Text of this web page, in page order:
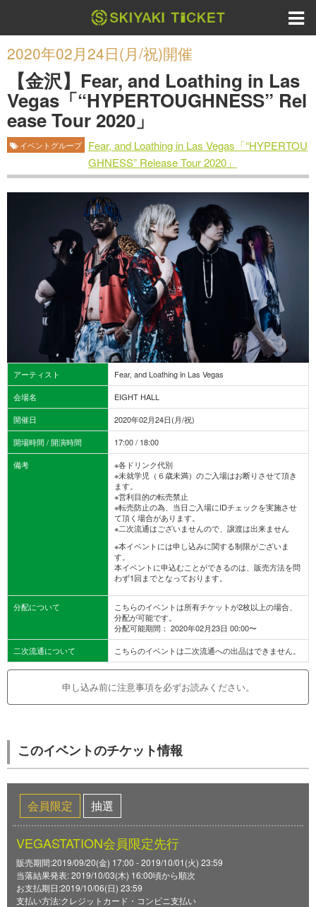
2020年02月24日(月/祝)開催
【金沢】Fear, and Loathing in Las
Vegas「“HYPERTOUGHNESS” Rel
ease Tour 2020」
イベントグループ
Fear, and Loathing in Las Vegas「“HYPERTOU
GHNESS” Release Tour 2020」
アーティスト
Fear, and Loathing in Las Vegas
会場名
EIGHT HALL
開催日
2020年02月24日(月/祝)
開場時間 / 開演時間
17:00 / 18:00
備考
※各ドリンク代別
※未就学児（６歳未満）のご入場はお断りさせて頂き
ます。
※営利目的の転売禁止
※転売防止の為、当日ご入場にIDチェックを実施させ
て頂く場合があります。
※二次流通はございませんので、譲渡は出来ません
※本イベントには申し込みに関する制限がございま
す。
本イベントに申込むことができるのは、販売方法を問
わず1回までとなっております。
分配について
こちらのイベントは所有チケットが2枚以上の場合、
分配が可能です。
分配可能期間： 2020年02月23日 00:00〜
二次流通について
こちらのイベントは二次流通への出品はできません。
申し込み前に注意事項を必ずお読みください。
このイベントのチケット情報
会員限定 抽選
VEGASTATION会員限定先行
販売期間:2019/09/20(金) 17:00 - 2019/10/01(火) 23:59
当落結果発表: 2019/10/03(木) 16:00頃から順次
お支払期日:2019/10/06(日) 23:59
支払い方法:クレジットカード・コンビニ支払い